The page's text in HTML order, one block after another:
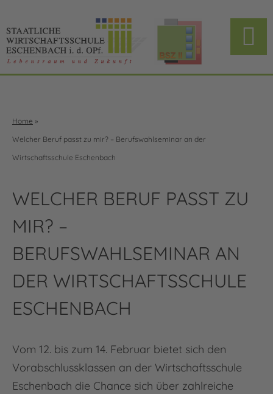
Home »
Welcher Beruf passt zu mir? – Berufswahlseminar an der
Wirtschaftsschule Eschenbach
WELCHER BERUF PASST ZU
MIR? –
BERUFSWAHLSEMINAR AN
DER WIRTSCHAFTSSCHULE
ESCHENBACH
Vom 12. bis zum 14. Februar bietet sich den
Vorabschlussklassen an der Wirtschaftsschule
Eschenbach die Chance sich über zahlreiche